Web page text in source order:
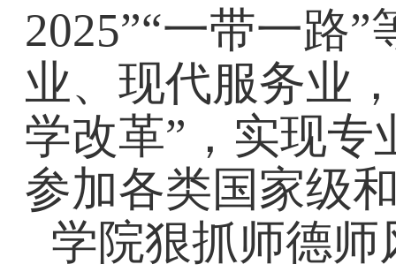
2025”“一带一路
业、现代服务业
学改革” ，实现
参加各类国家级
学院狠抓师德师